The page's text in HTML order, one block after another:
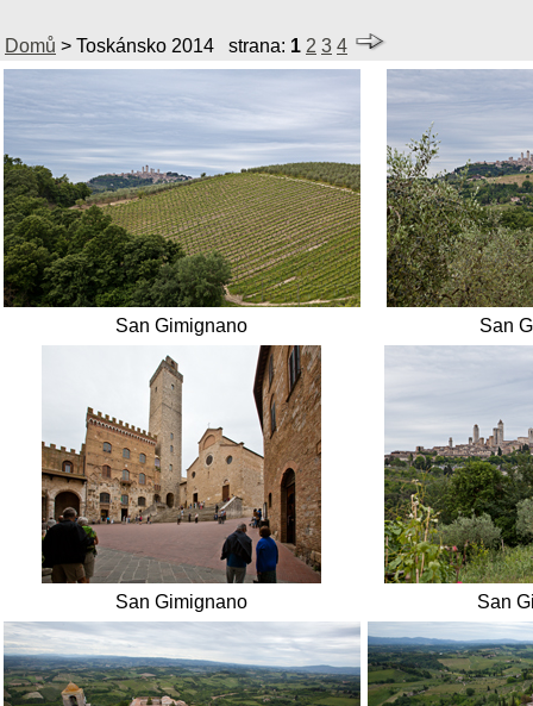
Domů > Toskánsko 2014 strana: 1 2 3 4
San Gimignano San
San Gimignano San